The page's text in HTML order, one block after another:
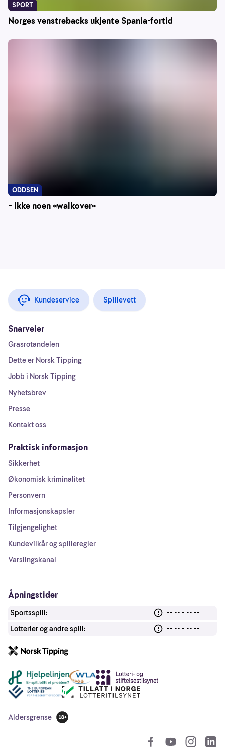
Norges venstrebacks ukjente Spania-fortid
SPORT
– Ikke noen «walkover»
ODDSEN
Kundeservice Spillevett
Snarveier
Grasrotandelen
Dette er Norsk Tipping
Jobb i Norsk Tipping
Nyhetsbrev
Presse
Kontakt oss
Praktisk informasjon
Sikkerhet
Økonomisk kriminalitet
Personvern
Informasjonskapsler
Tilgjengelighet
Kundevilkår og spilleregler
Varslingskanal
Åpningstider
Sportsspill:
--:-- - --:--
Lotterier og andre spill:
--:-- - --:--
Andre lenker
Aldersgrense
18 år